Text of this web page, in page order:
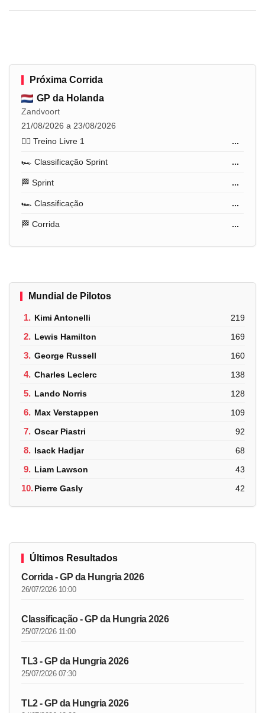
Próxima Corrida
GP da Holanda
Zandvoort
21/08/2026 a 23/08/2026
🏋️‍♂️ Treino Livre 1
...
🏎️ Classificação Sprint ...
🏁 Sprint ...
🏎️ Classificação ...
🏁 Corrida ...
Mundial de Pilotos
1. Kimi Antonelli 219
2. Lewis Hamilton 169
3. George Russell 160
4. Charles Leclerc 138
5. Lando Norris 128
6. Max Verstappen 109
7. Oscar Piastri 92
8. Isack Hadjar 68
9. Liam Lawson 43
10.Pierre Gasly 42
Últimos Resultados
Corrida - GP da Hungria 2026
26/07/2026 10:00
Classificação - GP da Hungria 2026
25/07/2026 11:00
TL3 - GP da Hungria 2026
25/07/2026 07:30
TL2 - GP da Hungria 2026